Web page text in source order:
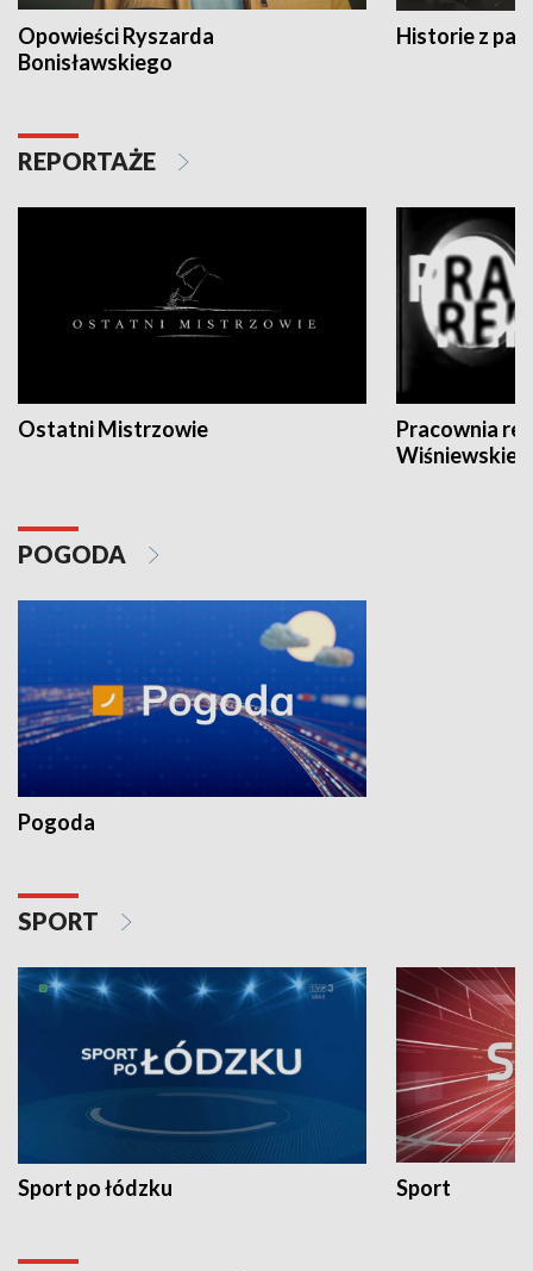
Opowieści Ryszarda
Bonisławskiego
Historie z
REPORTAŻE
Ostatni Mistrzowie
Pracownia
POGODA
Pogoda
SPORT
Sport po łódzku Sport